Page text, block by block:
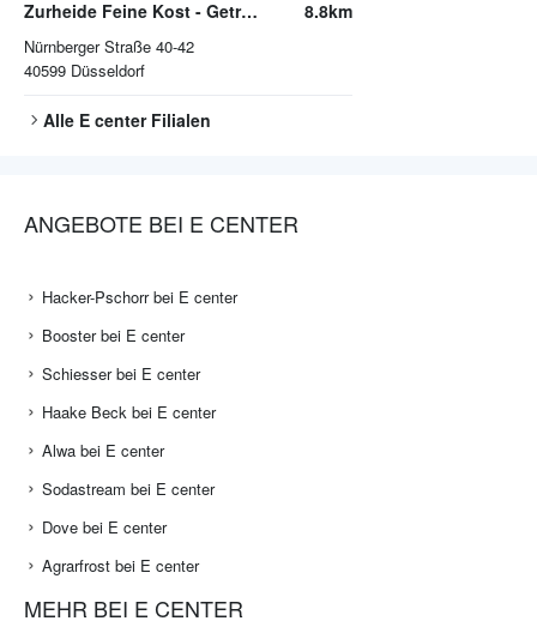
Zurheide Feine Kost - Getränkemarkt
Nürnberger Straße 40-42
40599 Düsseldorf
8.8km
Alle E centerFilialen
ANGEBOTE BEI E CENTER
Hacker-Pschorr bei E center
Booster bei E center
Schiesser bei E center
Haake Beck bei E center
Alwa bei E center
Sodastream bei E center
Dove bei E center
Agrarfrost bei E center
MEHR BEI E CENTER